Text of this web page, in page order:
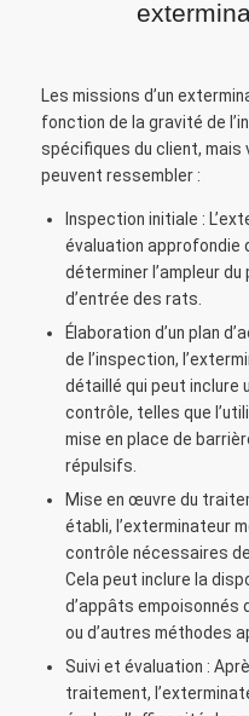
Les missions d’un
fonction de la gravité de
spécifiques du client, mais
peuvent ressembler :
Inspection initiale :
évaluation approfondie
déterminer l’ampleur
d’entrée des rats.
Élaboration d’un plan
de l’inspection,
détaillé qui peut inclure
contrôle, telles que
mise en place de
répulsifs.
Mise en œuvre du
établi, l’exterminateur
contrôle nécessaires
Cela peut inclure la
d’appâts
ou d’autres méthodes
Suivi et évaluation :
traitement,